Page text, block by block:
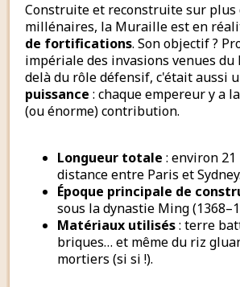
Construite et reconstruite sur plus
millénaires, la Muraille est en
de fortifications. Son objectif ?
impériale des invasions venues du
delà du rôle défensif, c'était aussi
puissance : chaque empereur y a
(ou énorme) contribution.
Longueur totale : environ
distance entre Paris et
Époque principale de
sous la dynastie Ming
Matériaux utilisés: terre
briques… et même du riz
mortiers (si si !).